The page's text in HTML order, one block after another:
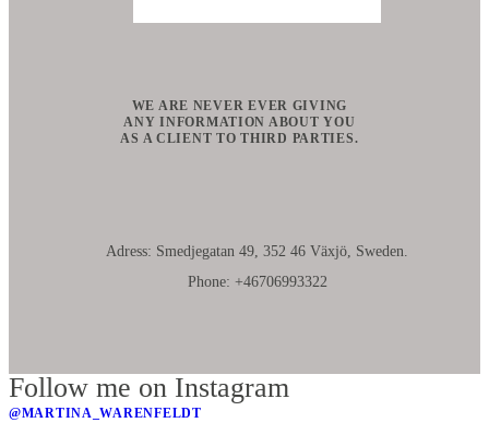
Adress: Smedjegatan 49, 352 46 Växjö, Sweden.
Phone: +46706993322
WE ARE NEVER EVER GIVING
ANY INFORMATION ABOUT YOU
AS A CLIENT TO THIRD PARTIES.
Follow me on Instagram
@MARTINA_WARENFELDT